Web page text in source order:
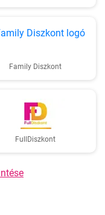
Family Diszkont
FullDiszkont